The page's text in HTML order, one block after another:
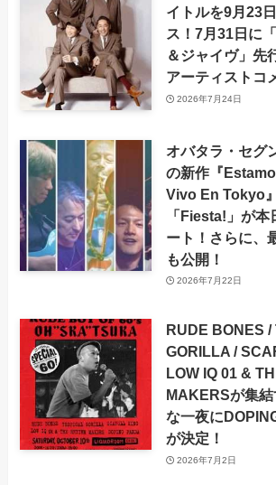
イトルを9月23
ス！7月31日に
＆ジャイヴ」先
アーティストコ
2026年7月24日
オバタラ・セグ
の新作『
Vivo En Tokyo
「Fiesta!」が
ート！さらに、
も公開！
2026年7月22日
RUDE BONES
GORILLA /
LOW IQ 01 &
MAKERSが集
な一夜に
が決定！
2026年7月2日